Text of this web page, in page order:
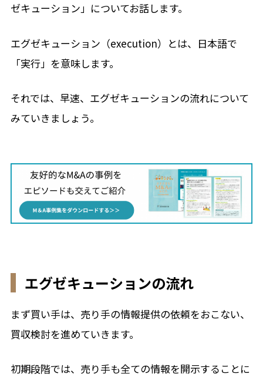
ゼキューション」についてお話します。
エグゼキューション（execution）とは、日本語で
「実行」を意味します。
それでは、早速、エグゼキューションの流れについて
みていきましょう。
エグゼキューションの流れ
まず買い手は、売り手の情報提供の依頼をおこない、
買収検討を進めていきます。
初期段階では、売り手も全ての情報を開示することに